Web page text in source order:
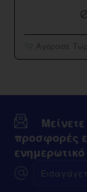
Αγόρασε
προσφορές
email